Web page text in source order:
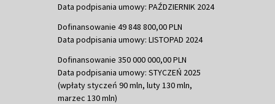
Data podpisania umowy: PAŹDZIERNIK 2024
Dofinansowanie 49 848 800,00 PLN
Data podpisania umowy: LISTOPAD 2024
Dofinansowanie 350 000 000,00 PLN
Data podpisania umowy: STYCZEŃ 2025
(wpłaty styczeń 90 mln, luty 130 mln,
marzec 130 mln)